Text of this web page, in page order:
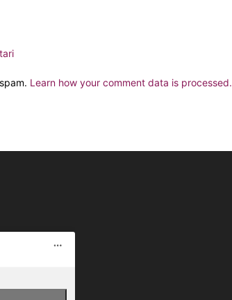
Learn how your comment data is processed.